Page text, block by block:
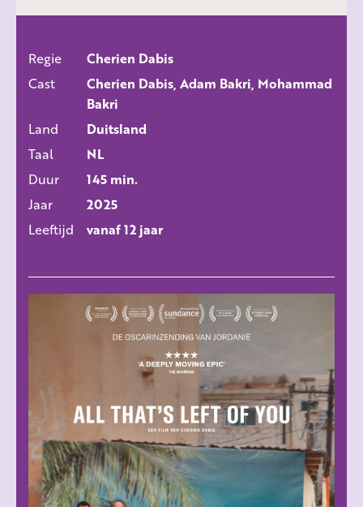
Regie
Cherien Dabis
Cast
Cherien Dabis, Adam Bakri, Mohammad
Bakri
Land
Duitsland
Taal
NL
Duur
145 min.
Jaar
2025
Leeftijd
vanaf 12 jaar